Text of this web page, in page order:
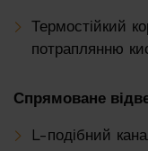
Термостійкий
потраплянню
Спрямоване
L-подібний